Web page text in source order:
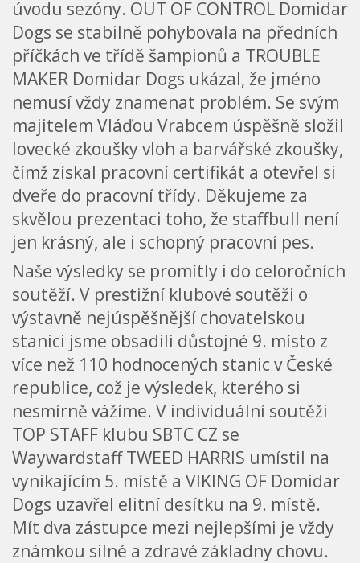
úvodu sezóny. OUT OF CONTROL Domidar
Dogs se stabilně pohybovala na předních
příčkách ve třídě šampionů a TROUBLE
MAKER Domidar Dogs ukázal, že jméno
nemusí vždy znamenat problém. Se svým
majitelem Vláďou Vrabcem úspěšně složil
lovecké zkoušky vloh a barvářské zkoušky,
čímž získal pracovní certifikát a otevřel si
dveře do pracovní třídy. Děkujeme za
skvělou prezentaci toho, že staffbull není
jen krásný, ale i schopný pracovní pes.
Naše výsledky se promítly i do celoročních
soutěží. V prestižní klubové soutěži o
výstavně nejúspěšnější chovatelskou
stanici jsme obsadili důstojné 9. místo z
více než 110 hodnocených stanic v České
republice, což je výsledek, kterého si
nesmírně vážíme. V individuální soutěži
TOP STAFF klubu SBTC CZ se
Waywardstaff TWEED HARRIS umístil na
vynikajícím 5. místě a VIKING OF Domidar
Dogs uzavřel elitní desítku na 9. místě.
Mít dva zástupce mezi nejlepšími je vždy
známkou silné a zdravé základny chovu.